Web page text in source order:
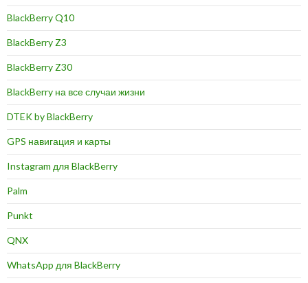
BlackBerry Q10
BlackBerry Z3
BlackBerry Z30
BlackBerry на все случаи жизни
DTEK by BlackBerry
GPS навигация и карты
Instagram для BlackBerry
Palm
Punkt
QNX
WhatsApp для BlackBerry